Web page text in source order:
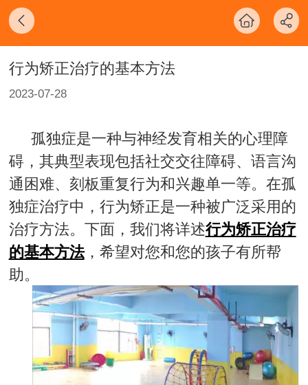
行为矫正治疗的基本方法
2023-07-28
孤独症是一种与神经发育相关的心理障
碍，其典型表现包括社交交往障碍、语言沟
通困难、刻板重复行为和兴趣单一等。在孤
独症治疗中，行为矫正是一种被广泛采用的
治疗方法。下面，我们将详述行为矫正治疗
的基本方法，希望对您和您的孩子有所帮
助。